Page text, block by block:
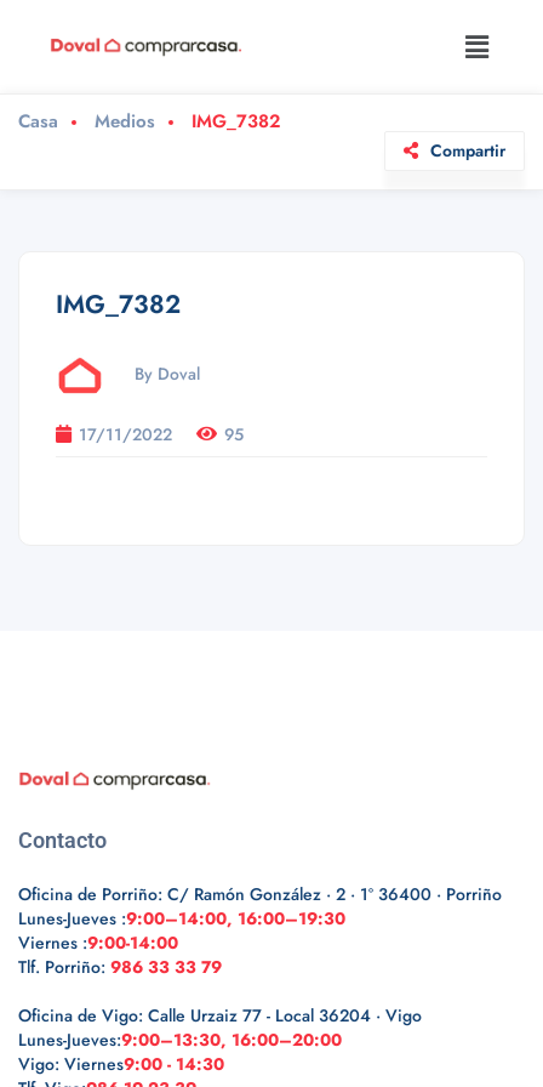
Casa Medios IMG_7382
Compartir
IMG_7382
By Doval
17/11/2022 95
Contacto
Oficina de Porriño: C/ Ramón González · 2 · 1º 36400 · Porriño
Lunes-Jueves :9:00–14:00, 16:00–19:30
Viernes :9:00-14:00
Tlf. Porriño: 986 33 33 79
Oficina de Vigo: Calle Urzaiz 77 - Local 36204 · Vigo
Lunes-Jueves:9:00–13:30, 16:00–20:00
Vigo: Viernes9:00 - 14:30